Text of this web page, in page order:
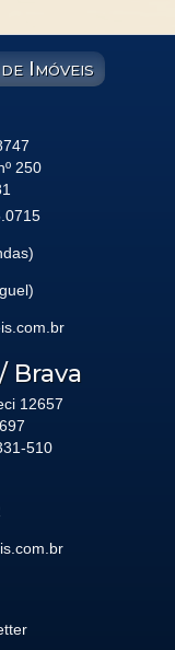
Imóveis
250
Brava
12657
510